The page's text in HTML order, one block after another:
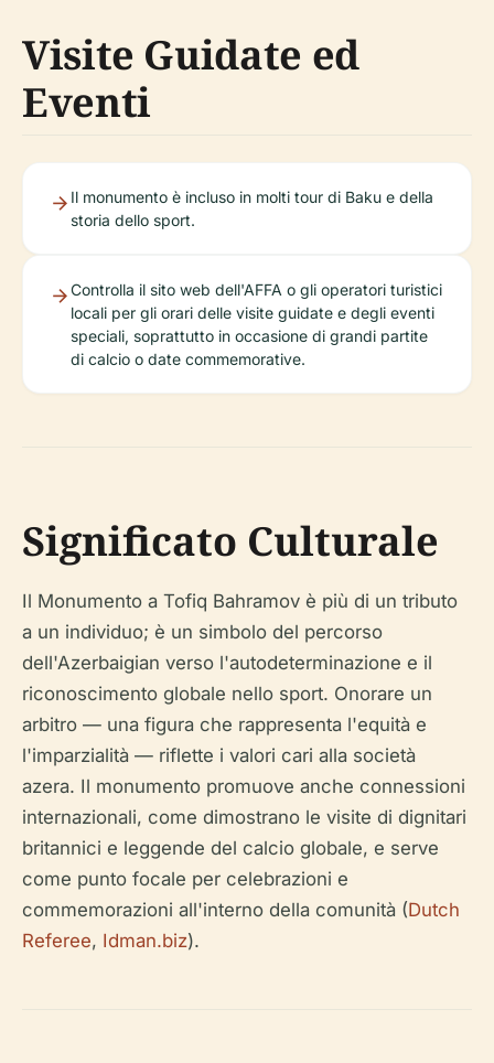
Visite Guidate ed
Eventi
Il monumento è incluso in molti tour di Baku e della
storia dello sport.
Controlla il sito web dell'AFFA o gli operatori turistici
locali per gli orari delle visite guidate e degli eventi
speciali, soprattutto in occasione di grandi partite
di calcio o date commemorative.
Significato Culturale
Il Monumento a Tofiq Bahramov è più di un tributo
a un individuo; è un simbolo del percorso
dell'Azerbaigian verso l'autodeterminazione e il
riconoscimento globale nello sport. Onorare un
arbitro — una figura che rappresenta l'equità e
l'imparzialità — riflette i valori cari alla società
azera. Il monumento promuove anche connessioni
internazionali, come dimostrano le visite di dignitari
britannici e leggende del calcio globale, e serve
come punto focale per celebrazioni e
commemorazioni all'interno della comunità (Dutch
Referee, Idman.biz).